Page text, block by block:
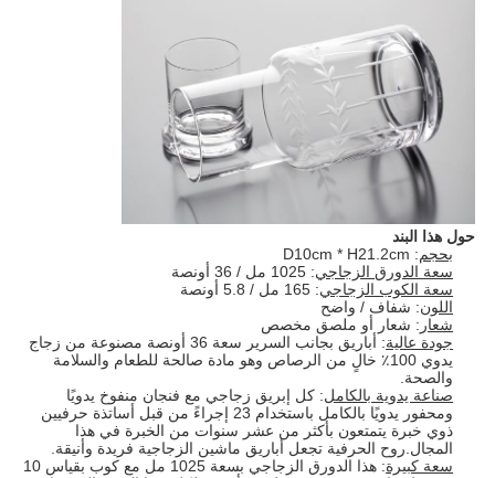
حول هذا البند
بحجم: D10cm * H21.2cm
سعة الدورق الزجاجي: 1025 مل / 36 أونصة
سعة الكوب الزجاجي: 165 مل / 5.8 أونصة
اللون: شفاف / واضح
شعار : شعار أو ملصق مخصص
جودة عالية
: أباريق بجانب السرير سعة 36 أونصة مصنوعة من زجاج
يدوي 100٪ خالٍ من الرصاص وهو مادة صالحة للطعام والسلامة
والصحة.
صناعة يدوية بالكامل: كل ​​إبريق زجاجي مع فنجان منفوخ يدويًا
ومحفور يدويًا بالكامل باستخدام 23 إجراءً من قبل أساتذة حرفيين
ذوي خبرة يتمتعون بأكثر من عشر سنوات من الخبرة في هذا
المجال.روح الحرفية تجعل أباريق ماشين الزجاجية فريدة وأنيقة.
سعة كبيرة
: هذا الدورق الزجاجي بسعة 1025 مل مع كوب بقياس 10